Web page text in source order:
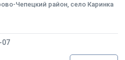
Чепецкий район, село Каринка
07